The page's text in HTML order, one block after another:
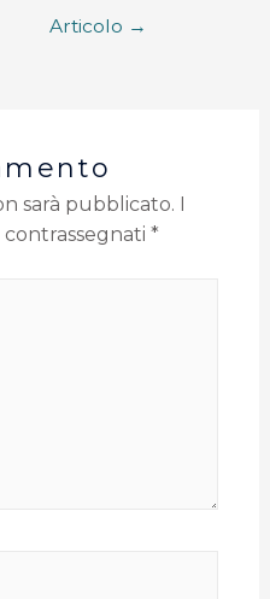
Articolo →
sarà pubblicato.
*